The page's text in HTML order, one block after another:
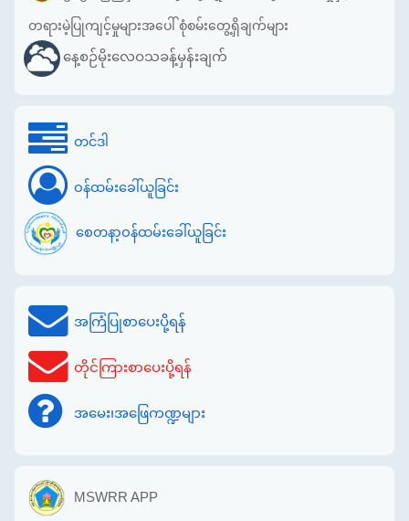
တရားမဲ့ပြုကျင့်မှုများအပေါ် စုံစမ်းတွေ့ရှိချက်များ
နေ့စဉ်မိုးလေဝသခန့်မှန်းချက်
တင်ဒါ
ဝန်ထမ်းခေါ်ယူခြင်း
စေတနာ့ဝန်ထမ်းခေါ်ယူခြင်း
အကြံပြုစာပေးပို့ရန်
တိုင်ကြားစာပေးပို့ရန်
အမေး၊အဖြေကဏ္ဍများ
MSWRR APP